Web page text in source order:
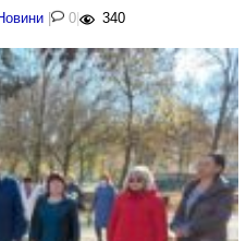
| 0 | 340